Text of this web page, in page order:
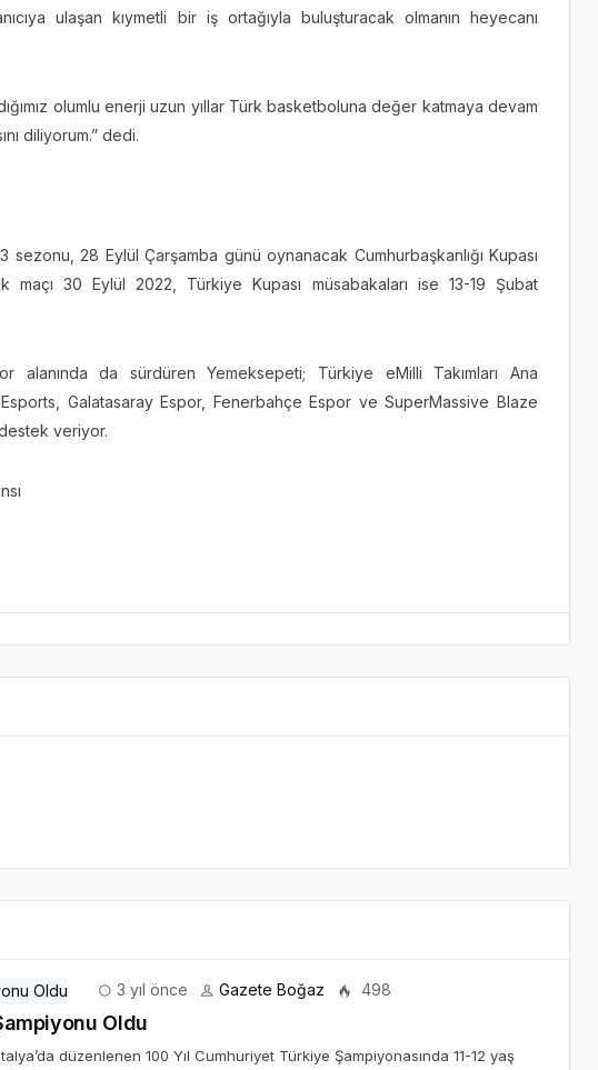
ulaşan kıymetli bir iş ortağıyla buluşturacak olmanın heyecanı
olumlu enerji uzun yıllar Türk basketboluna değer katmaya devam
diliyorum.” dedi.
28 Eylül Çarşamba günü oynanacak Cumhurbaşkanlığı Kupası
30 Eylül 2022, Türkiye Kupası müsabakaları ise 13-19 Şubat
alanında da sürdüren Yemeksepeti; Türkiye eMilli Takımları Ana
Galatasaray Espor, Fenerbahçe Espor ve SuperMassive Blaze
veriyor.
3 yıl önce Gazete Boğaz 498
Oldu
düzenlenen 100 Yıl Cumhuriyet Türkiye Şampiyonasında 11-12 yaş